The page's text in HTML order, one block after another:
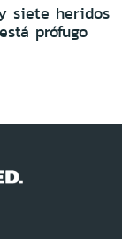
siete heridos
prófugo